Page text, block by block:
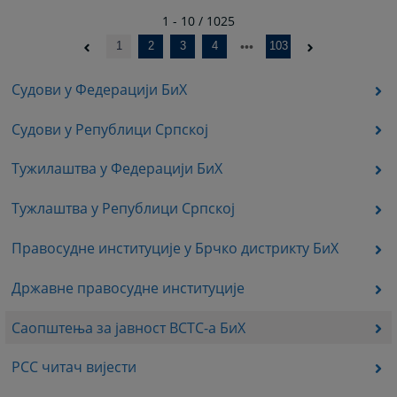
Судови у Федерацији БиХ
Судови у Републици Српској
Тужилаштва у Федерацији БиХ
Тужлаштва у Републици Српској
Правосудне институције у Брчко дистрикту БиХ
Државне правосудне институције
Саопштења за јавност ВСТС-а БиХ
РСС читач вијести
1 - 10 / 1025
1 2 3 4 103